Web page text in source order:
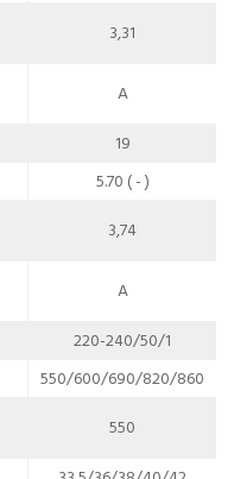
3,31
A
19
5.70 ( - )
3,74
A
220-240/50/1
550/600/690/820/860
550